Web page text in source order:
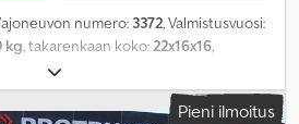
numero: 3372, Valmistusvuosi:
kg, takarenkaan koko:22x16x16,
Pieni ilmoitus